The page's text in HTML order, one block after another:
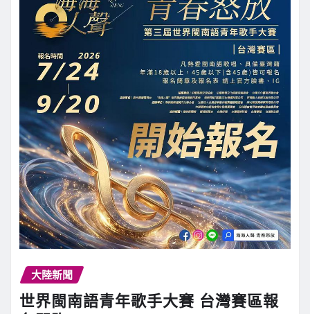
大陸新聞
世界閩南語青年歌手大賽 台灣賽區報